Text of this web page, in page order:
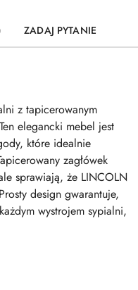
ZADAJ PYTANIE
z tapicerowanym
elegancki mebel jest
które idealnie
zagłówek
sprawiają, że LINCOLN
design gwarantuje,
wystrojem sypialni,